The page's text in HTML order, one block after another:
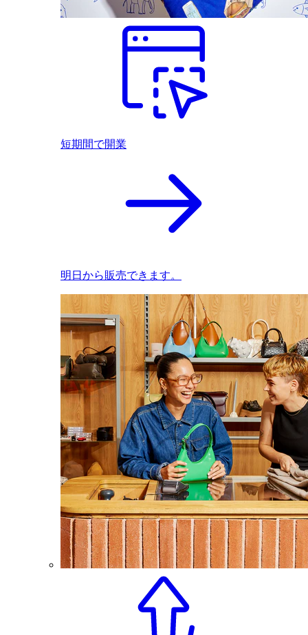
短期間で開業
明日から販売できます。